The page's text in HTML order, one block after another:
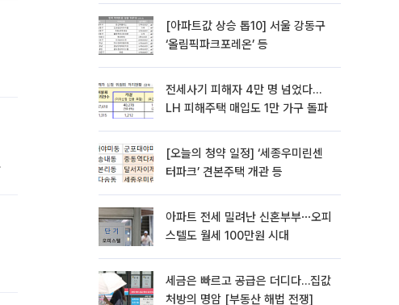
[아파트값 상승 톱10] 서울 강동구
‘올림픽파크포레온’ 등
전세사기 피해자 4만 명 넘었다…
LH 피해주택 매입도 1만 가구 돌파
[오늘의 청약 일정] ‘세종우미린센
터파크’ 견본주택 개관 등
아파트 전세 밀려난 신혼부부⋯오피
스텔도 월세 100만원 시대
세금은 빠르고 공급은 더디다…집값
처방의 명암 [부동산 해법 전쟁]